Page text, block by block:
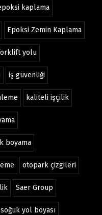
kaplama
Epoksi Zemin Kaplama
yolu
iş güvenliği
kaliteli işçilik
boyama
otopark çizgileri
Saer Group
soğuk yol boyası